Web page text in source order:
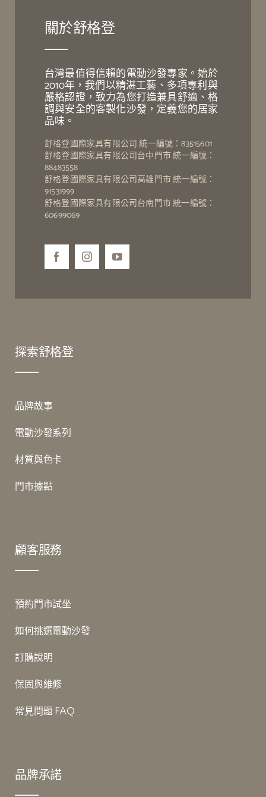
關於舒格登
台灣最值得信賴的電動沙發專家。始於
2010年，我們以精湛工藝、多項專利與
嚴格認證，致力為您打造兼具舒適、格
調與安全的客製化沙發，定義您的居家
品味。
舒格登國際家具有限公司 統一編號：83515601
舒格登國際家具有限公司台中門市 統一編號：
88483558
舒格登國際家具有限公司高雄門市 統一編號：
91531999
舒格登國際家具有限公司台南門市 統一編號：
60699069
探索舒格登
品牌故事
電動沙發系列
材質與色卡
門市據點
顧客服務
預約門市試坐
如何挑選電動沙發
訂購說明
保固與維修
常見問題 FAQ
品牌承諾